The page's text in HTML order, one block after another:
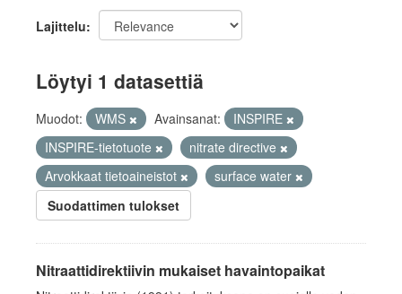
Lajittelu
Löytyi 1 datasettiä
Muodot: WMS Avainsanat:
INSPIRE
INSPIRE-tietotuote
nitrate directive
Arvokkaat tietoaineistot
surface water
Suodattimen tulokset
Nitraattidirektiivin mukaiset havaintopaikat